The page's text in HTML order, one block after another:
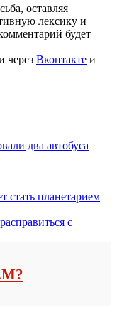
оставляя
лексику и
будет
через Вконтакте и
два автобуса
стать планетарием
с